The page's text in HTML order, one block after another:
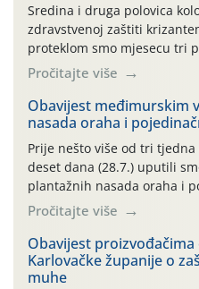
Sredina i druga polovica
zdravstvenoj zaštiti
proteklom smo mjesecu tri
preventivnim mjerama
uzročnika bolesti, štetnika i
06.7.)! Na početku ovog
povijesno i ekstremno vruće
najviše temperature […]
Pročitajte više
Obavijest međimurskim
nasada oraha i
Prije nešto više od tri
deset dana (28.7.) uputili
plantažnih nasada oraha i
leta i ovogodišnjoj potrebi
orahove muhe (Rhagoletis
traje drugi ovogodišnji
izražen zadnja šest dana
temperature zraka
Pročitajte više
Obavijest
Karlovačke županije o
muhe